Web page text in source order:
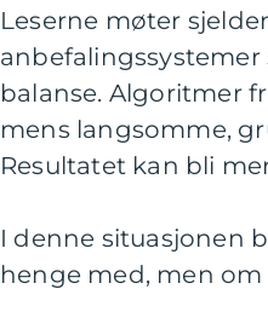
Leserne møter
balanse. Algoritmer
mens langsomme,
Resultatet kan bli
I denne situasjonen
henge med, men